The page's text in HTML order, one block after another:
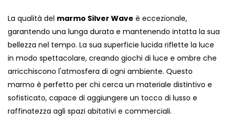
La qualità del marmo Silver Wave è eccezionale,
garantendo una lunga durata e mantenendo intatta la sua
bellezza nel tempo. La sua superficie lucida riflette la luce
in modo spettacolare, creando giochi di luce e ombre che
arricchiscono l'atmosfera di ogni ambiente. Questo
marmo è perfetto per chi cerca un materiale distintivo e
sofisticato, capace di aggiungere un tocco di lusso e
raffinatezza agli spazi abitativi e commerciali.